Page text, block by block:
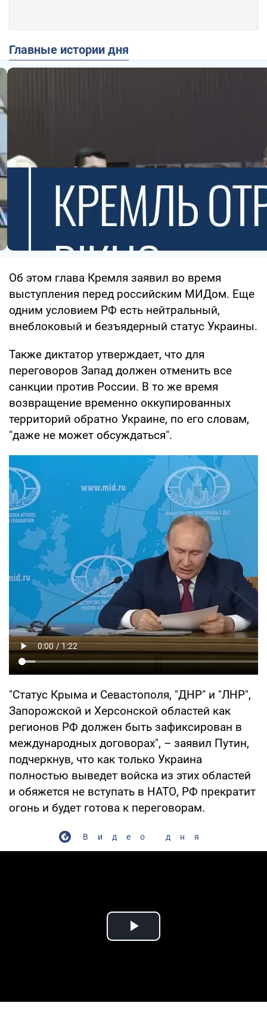
Главные истории дня
Об этом глава Кремля заявил во время
выступления перед российским МИДом. Еще
одним условием РФ есть нейтральный,
внеблоковый и безъядерный статус Украины.
Также диктатор утверждает, что для
переговоров Запад должен отменить все
санкции против России. В то же время
возвращение временно оккупированных
территорий обратно Украине, по его словам,
"даже не может обсуждаться".
"Статус Крыма и Севастополя, "ДНР" и "ЛНР",
Запорожской и Херсонской областей как
регионов РФ должен быть зафиксирован в
международных договорах", – заявил Путин,
подчеркнув, что как только Украина
полностью выведет войска из этих областей
и обяжется не вступать в НАТО, РФ прекратит
огонь и будет готова к переговорам.
Видео дня
Play Video